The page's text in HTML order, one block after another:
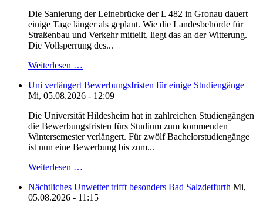
Die Sanierung der Leinebrücke der L 482 in Gronau dauert
einige Tage länger als geplant. Wie die Landesbehörde für
Straßenbau und Verkehr mitteilt, liegt das an der Witterung.
Die Vollsperrung des...
Weiterlesen …
Uni verlängert Bewerbungsfristen für einige Studiengänge
Mi, 05.08.2026 - 12:09
Die Universität Hildesheim hat in zahlreichen Studiengängen
die Bewerbungsfristen fürs Studium zum kommenden
Wintersemester verlängert. Für zwölf Bachelorstudiengänge
ist nun eine Bewerbung bis zum...
Weiterlesen …
Nächtliches Unwetter trifft besonders Bad Salzdetfurth Mi,
05.08.2026 - 11:15